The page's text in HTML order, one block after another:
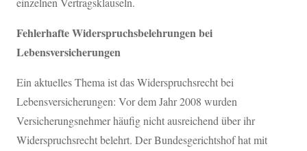
Fehlerhafte Widerspruchsbelehrungen bei
Lebensversicherungen
Ein aktuelles Thema ist das Widerspruchsrecht bei
Lebensversicherungen: Vor dem Jahr 2008 wurden
Versicherungsnehmer häufig nicht ausreichend über ihr
Widerspruchsrecht belehrt. Der Bundesgerichtshof hat mit